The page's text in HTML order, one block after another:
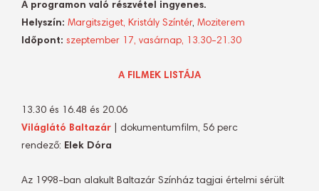
A programon való részvétel ingyenes.
Helyszín: Margitsziget, Kristály Színtér, Moziterem
Időpont: szeptember 17, vasárnap, 13.30-21.30
A FILMEK LISTÁJA
13.30 és 16.48 és 20.06
Világlátó Baltazár | dokumentumfilm, 56 perc
rendező: Elek Dóra
Az 1998-ban alakult Baltazár Színház tagjai értelmi sérült